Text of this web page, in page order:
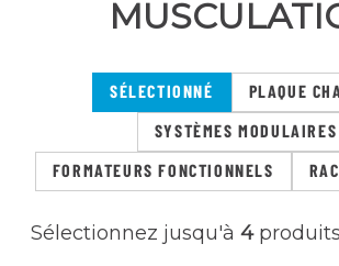
SÉLECTIONNÉ
PLAQUE
SYSTÈMES MODULAIRES
FORMATEURS FONCTIONNELS
Sélectionnez jusqu'à 4